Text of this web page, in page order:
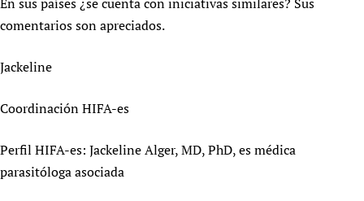
comentarios son apreciados.
Jackeline
Coordinación HIFA-es
Perfil HIFA-es: Jackeline Alger, MD, PhD, es médica
parasitóloga asociada